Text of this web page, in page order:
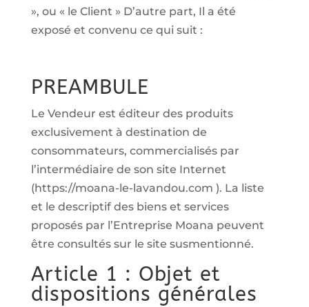
», ou « le Client » D’autre part, Il a été
exposé et convenu ce qui suit :
PREAMBULE
Le Vendeur est éditeur des produits
exclusivement à destination de
consommateurs, commercialisés par
l’intermédiaire de son site Internet
(https://moana-le-lavandou.com ). La liste
et le descriptif des biens et services
proposés par l’Entreprise Moana peuvent
être consultés sur le site susmentionné.
Article 1 : Objet et
dispositions générales